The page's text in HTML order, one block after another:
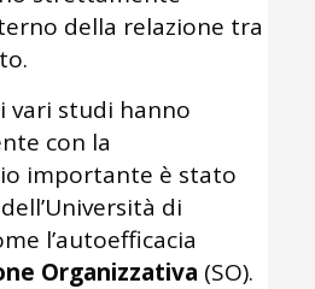
della relazione tra
vari studi hanno
con la
importante è stato
di
l’autoefficacia
Organizzativa (SO).